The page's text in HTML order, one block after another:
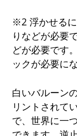
※2 浮かせる
りなどが必要
どが必要です
ックが必要に
白いバルーン
リントされて
で、世界に一